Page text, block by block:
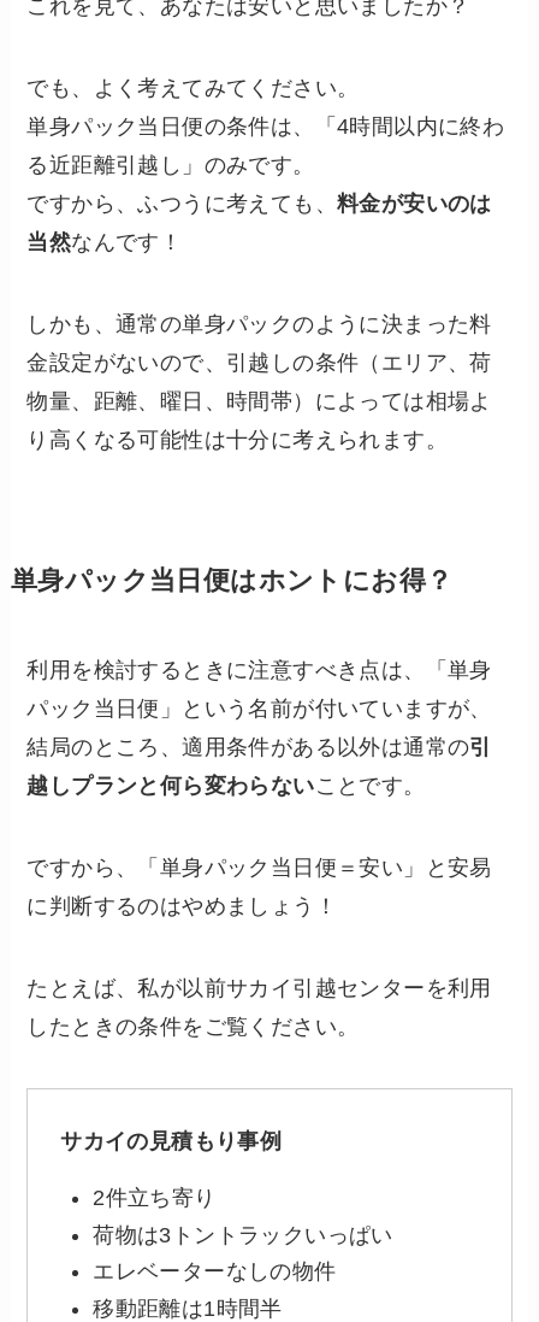
これを見て、あなたは安いと思いましたか？
でも、よく考えてみてください。
単身パック当日便の条件は、「4時間以内に終わ
る近距離引越し」のみです。
ですから、ふつうに考えても、料金が安いのは
当然なんです！
しかも、通常の単身パックのように決まった料
金設定がないので、引越しの条件（エリア、荷
物量、距離、曜日、時間帯）によっては相場よ
り高くなる可能性は十分に考えられます。
単身パック当日便はホントにお得？
利用を検討するときに注意すべき点は、「単身
パック当日便」という名前が付いていますが、
結局のところ、適用条件がある以外は通常の引
越しプランと何ら変わらないことです。
ですから、「単身パック当日便＝安い」と安易
に判断するのはやめましょう！
たとえば、私が以前サカイ引越センターを利用
したときの条件をご覧ください。
サカイの見積もり事例
2件立ち寄り
荷物は3トントラックいっぱい
エレベーターなしの物件
移動距離は1時間半